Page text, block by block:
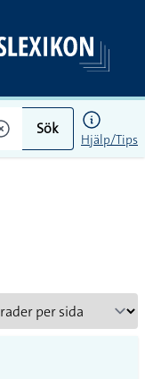
Sök
Hjälp/Tips